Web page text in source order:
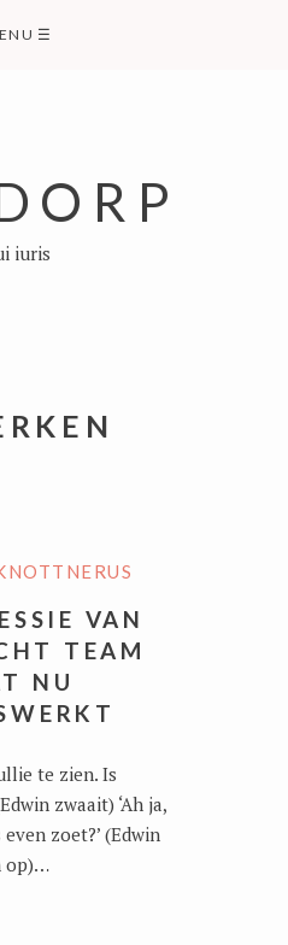
☰
iuris
VAN
TEAM
NU
te zien. Is
zwaait) ‘Ah ja,
zoet?’ (Edwin
op)…